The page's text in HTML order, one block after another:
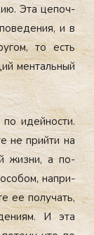
Эта це­поч­
и в
то есть
мен­таль­ный
идей­нос­ти.
не прий­ти на
жиз­ни, а по­
нап­ри­
ее по­лучать,
И эта